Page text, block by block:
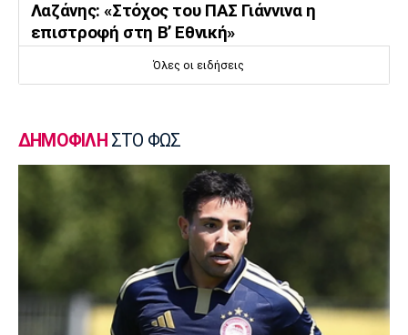
Λαζάνης: «Στόχος του ΠΑΣ Γιάννινα η
επιστροφή στη Β’ Εθνική»
Εθνικές Μπάσκετ
13:50
Μακάμπι Τελ Αβίβ: Ενισχύθηκε με τον
Μπέικοτ
Βιτάλις: «Θα δώσω τα πάντα για την ΑΕΚ»
Όλες οι ειδήσεις
ΔΗΜΟΦΙΛΗ ΣΤΟ ΦΩΣ